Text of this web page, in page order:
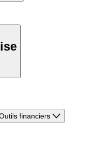
financiers